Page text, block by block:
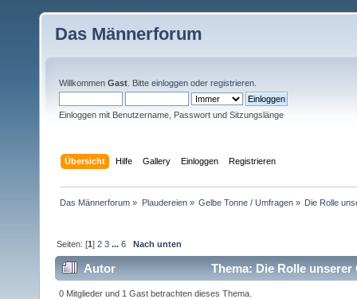
Das Männerforum
Willkommen Gast . Bitte einloggen oder registrieren
Einloggen mit Benutzername, Passwort und Sitzungslänge
Übersicht Hilfe Gallery Einloggen Registrieren
Das Männerforum » Plaudereien» Gelbe Tonne / Umfragen» Die Rolle
Seiten: [1]2 3 ...6 Nach unten
Autor Thema: Die Rolle
0 Mitglieder und 1 Gast betrachten dieses Thema.